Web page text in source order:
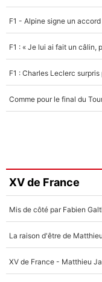
XV de France